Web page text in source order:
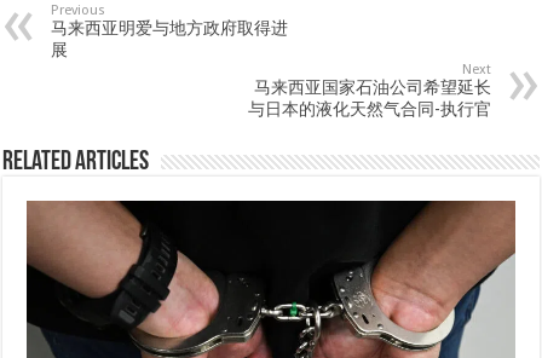
Previous
马来西亚明爱与地方政府取得进
展
Next
马来西亚国家石油公司希望延长
与日本的液化天然气合同-执行官
Related Articles